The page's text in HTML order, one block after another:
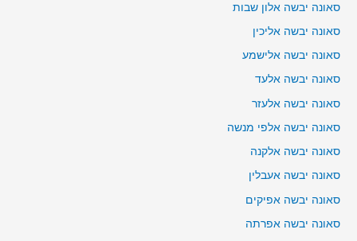
סאונה יבשה אלון שבות
סאונה יבשה אליכין
סאונה יבשה אלישמע
סאונה יבשה אלעד
סאונה יבשה אלעזר
סאונה יבשה אלפי מנשה
סאונה יבשה אלקנה
סאונה יבשה אעבלין
סאונה יבשה אפיקים
סאונה יבשה אפרתה